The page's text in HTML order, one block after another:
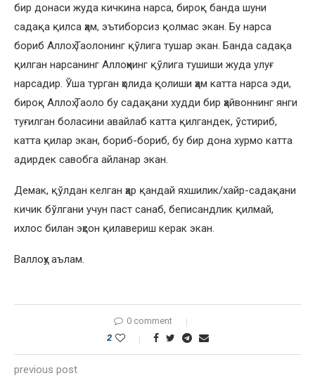
бир донаси жуда кичкина нарса, бироқ банда шуни
садақа қилса ҳам, эътиборсиз қолмас экан. Бу нарса
бориб Аллоҳ Таолонинг қўлига тушар экан. Банда садақа
қилган нарсанинг Аллоҳнинг қўлига тушиши жуда улуғ
нарсадир. Ўша турган ҳолида қолиши ҳам катта нарса эди,
бироқ Аллоҳ Таоло бу садақани худди бир ҳайвоннинг янги
туғилган боласини авайлаб катта қилгандек, ўстириб,
катта қилар экан, бориб-бориб, бу бир дона хурмо катта
адирдек савобга айланар экан.
Демак, қўлдан келган ҳар қандай яхшилик/хайр-садақани
кичик бўлгани учун паст санаб, беписандлик қилмай,
ихлос билан эҳсон қилавериш керак экан.
Валлоҳу аълам.
0 comment
2
previous post